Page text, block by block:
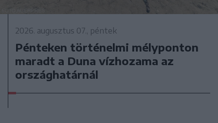
2026. augusztus 07., péntek
Pénteken történelmi mélyponton
maradt a Duna vízhozama az
országhatárnál